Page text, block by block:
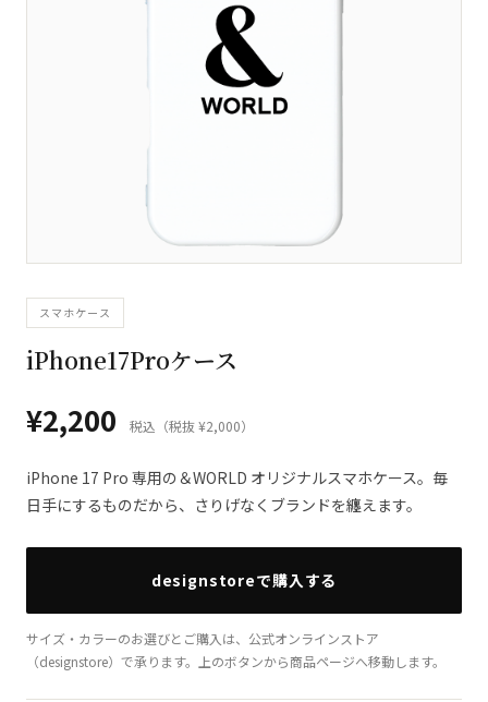
スマホケース
iPhone17Proケース
¥2,200 税込（税抜 ¥2,000）
iPhone 17 Pro 専用の＆WORLD オリジナルスマホケース。毎
日手にするものだから、さりげなくブランドを纏えます。
designstoreで購入する
サイズ・カラーのお選びとご購入は、公式オンラインストア
（designstore）で承ります。上のボタンから商品ページへ移動します。